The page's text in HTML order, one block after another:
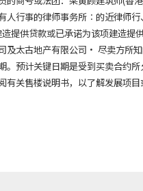
人行事的律师事务所︰的近律师
提供贷款或已承诺为该项建造
及太古地产有限公司• 尽卖方所
。预计关键日期是受到买卖合约
有关售楼说明书，以了解发展项